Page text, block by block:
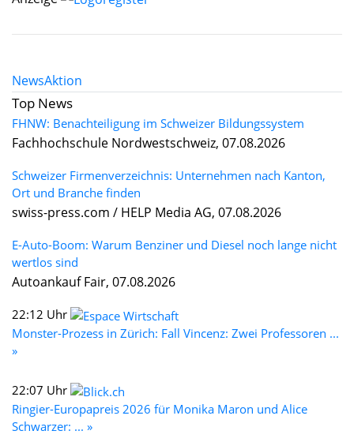
NewsAktion
Top News
FHNW: Benachteiligung im Schweizer Bildungssystem
Fachhochschule Nordwestschweiz, 07.08.2026
Schweizer Firmenverzeichnis: Unternehmen nach Kanton,
Ort und Branche finden
swiss-press.com / HELP Media AG, 07.08.2026
E-Auto-Boom: Warum Benziner und Diesel noch lange nicht
wertlos sind
Autoankauf Fair, 07.08.2026
22:12 Uhr
Monster-Prozess in Zürich: Fall Vincenz: Zwei Professoren ...
»
22:07 Uhr
Ringier-Europapreis 2026 für Monika Maron und Alice
Schwarzer: ... »